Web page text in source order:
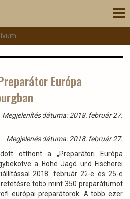
Európa
Megjelenítés dátuma: 2018. február 27.
Megjelenés dátuma: 2018. február 27.
otthont a „Preparátori Európa
a Hohe Jagd und Fischerei
2018. február 22-e és 25-e
több mint 350 preparátumot
európai preparátorok. A több ezer